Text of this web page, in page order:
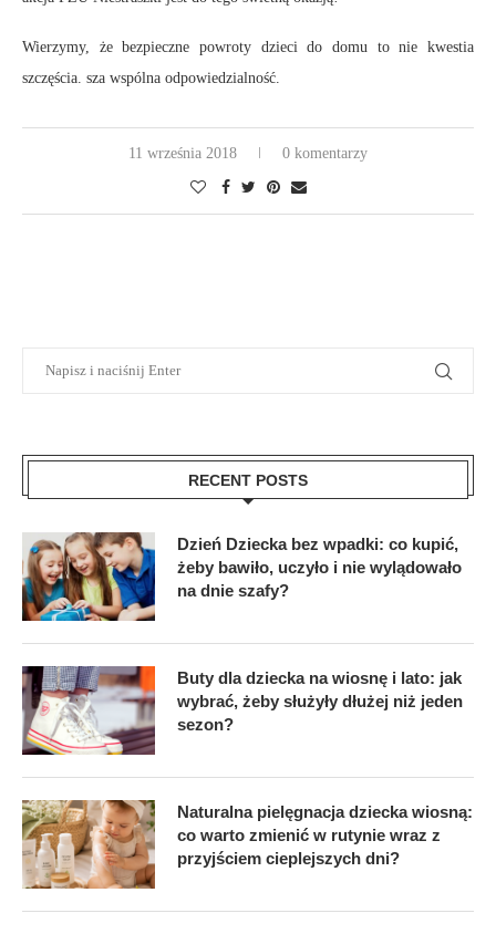
Wierzymy, że bezpieczne powroty dzieci do domu to nie kwestia
szczęścia. sza wspólna odpowiedzialność.
11 września 2018 0 komentarzy
RECENT POSTS
Dzień Dziecka bez wpadki: co kupić,
żeby bawiło, uczyło i nie wylądowało
na dnie szafy?
Buty dla dziecka na wiosnę i lato: jak
wybrać, żeby służyły dłużej niż jeden
sezon?
Naturalna pielęgnacja dziecka wiosną:
co warto zmienić w rutynie wraz z
przyjściem cieplejszych dni?